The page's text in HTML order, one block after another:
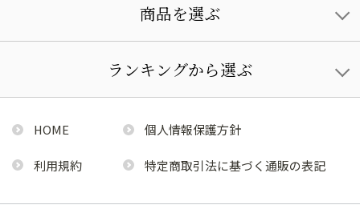
商品を選ぶ
ランキングから選ぶ
HOME 個人情報保護方針
利用規約 特定商取引法に基づく通販の表記